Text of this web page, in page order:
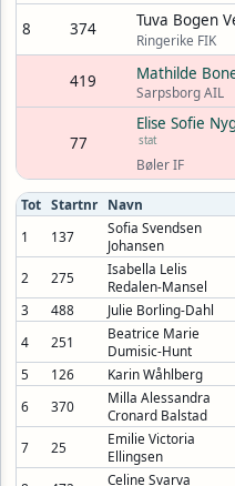
8 374 Tuva Bogen
Ringerike FIK
419 Mathilde
Sarpsborg AIL
77
Elise Sofie
stat
Bøler IF
Tot Startnr Navn
1
137
Sofia Svendsen
Johansen
2 275
Isabella Lelis
Redalen-Mansel
3
488 Julie Borling-Dahl
4
251
Beatrice Marie
Dumisic-Hunt
5
126 Karin Wåhlberg
6
370
Milla Alessandra
Cronard Balstad
7 25
Emilie Victoria
Ellingsen
Celine Svarva